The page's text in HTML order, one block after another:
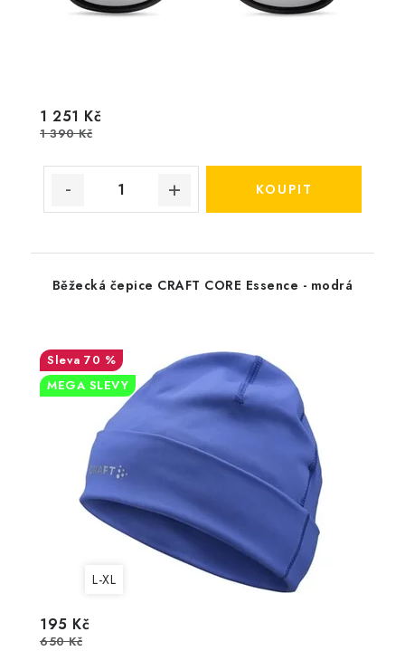
1 251 Kč
1 390 Kč
Běžecká čepice CRAFT CORE Essence - modrá
70 %
MEGA SLEVY
L-XL
195 Kč
650 Kč